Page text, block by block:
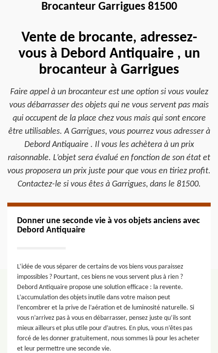
Brocanteur Garrigues 81500
Vente de brocante, adressez-
vous à Debord Antiquaire , un
brocanteur à Garrigues
Faire appel à un brocanteur est une option si vous voulez
vous débarrasser des objets qui ne vous servent pas mais
qui occupent de la place chez vous mais qui sont encore
être utilisables. A Garrigues, vous pourrez vous adresser à
Debord Antiquaire . Il vous les achètera à un prix
raisonnable. L’objet sera évalué en fonction de son état et
vous proposera un prix juste pour que vous en tiriez profit.
Contactez-le si vous êtes à Garrigues, dans le 81500.
Donner une seconde vie à vos objets anciens avec
Debord Antiquaire
L’idée de vous séparer de certains de vos biens vous paraissez
impossibles ? Pourtant, ces biens ne vous servent plus à rien ?
Debord Antiquaire propose une solution efficace : la revente.
L’accumulation des objets inutile dans votre maison peut
l’encombrer et la prive de l’aération et de luminosité naturelle. Si
vous n’arrivez pas à vous en débarrasser, pensez juste qu’ils sont
mieux ailleurs et plus utile pour d’autres. En plus, vous n’êtes pas
forcé de les donner gratuitement, nous sommes là pour les acheter
et leur permettre une seconde vie.